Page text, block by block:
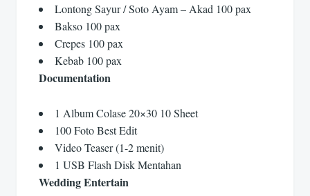
Lontong Sayur / Soto Ayam – Akad 100 pax
Bakso 100 pax
Crepes 100 pax
Kebab 100 pax
Documentation
1 Album Colase 20×30 10 Sheet
100 Foto Best Edit
Video Teaser (1-2 menit)
1 USB Flash Disk Mentahan
Wedding Entertain